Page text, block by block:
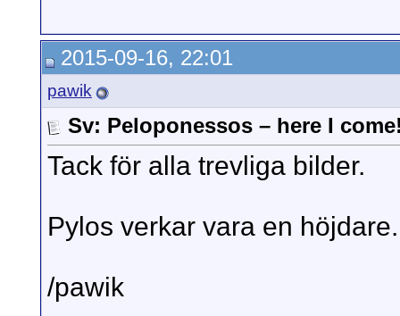
2015-09-16, 22:01
pawik
Sv: Peloponessos – here I
Tack för alla trevliga bilder.
Pylos verkar vara en höjdare.
/pawik